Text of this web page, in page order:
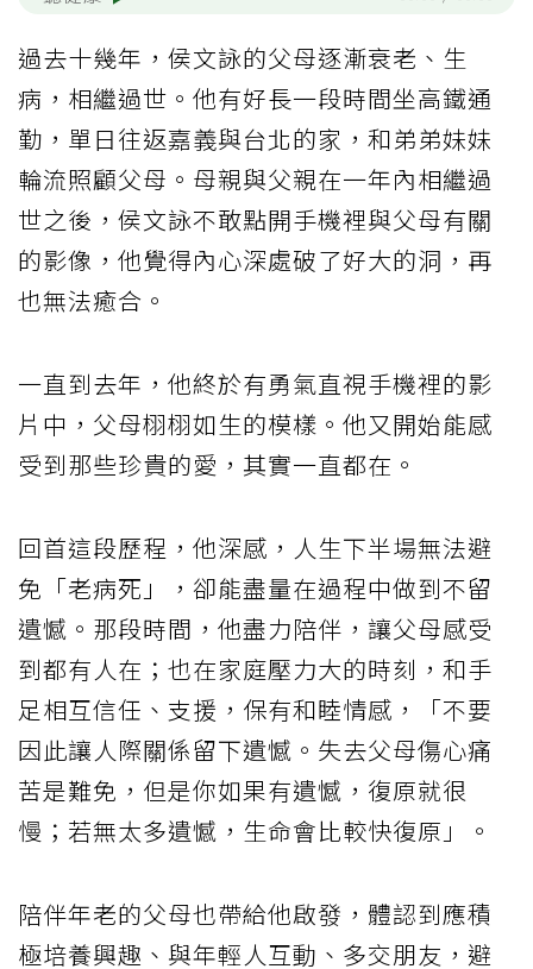
過去十幾年，侯文詠的父母逐漸衰老、生
病，相繼過世。他有好長一段時間坐高鐵通
勤，單日往返嘉義與台北的家，和弟弟妹妹
輪流照顧父母。母親與父親在一年內相繼過
世之後，侯文詠不敢點開手機裡與父母有關
的影像，他覺得內心深處破了好大的洞，再
也無法癒合。
一直到去年，他終於有勇氣直視手機裡的影
片中，父母栩栩如生的模樣。他又開始能感
受到那些珍貴的愛，其實一直都在。
回首這段歷程，他深感，人生下半場無法避
免「老病死」，卻能盡量在過程中做到不留
遺憾。那段時間，他盡力陪伴，讓父母感受
到都有人在；也在家庭壓力大的時刻，和手
足相互信任、支援，保有和睦情感，「不要
因此讓人際關係留下遺憾。失去父母傷心痛
苦是難免，但是你如果有遺憾，復原就很
慢；若無太多遺憾，生命會比較快復原」。
陪伴年老的父母也帶給他啟發，體認到應積
極培養興趣、與年輕人互動、多交朋友，避